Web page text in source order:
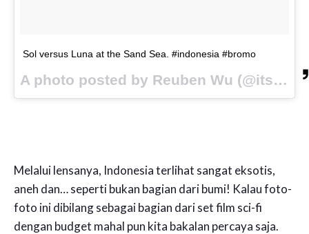
Sol versus Luna at the Sand Sea. #indonesia #bromo
A photo posted by Reuben Wu (@itsreuben) on
Melalui lensanya, Indonesia terlihat sangat eksotis,
aneh dan… seperti bukan bagian dari bumi! Kalau foto-
foto ini dibilang sebagai bagian dari set film sci-fi
dengan budget mahal pun kita bakalan percaya saja.